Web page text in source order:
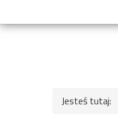
Jesteś tutaj: